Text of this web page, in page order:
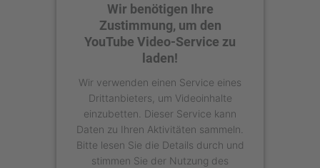
Wir benötigen Ihre
Zustimmung, um den
YouTube Video-Service zu
laden!
Wir verwenden einen Service eines
Drittanbieters, um Videoinhalte
einzubetten. Dieser Service kann
Daten zu Ihren Aktivitäten sammeln.
Bitte lesen Sie die Details durch und
stimmen Sie der Nutzung des